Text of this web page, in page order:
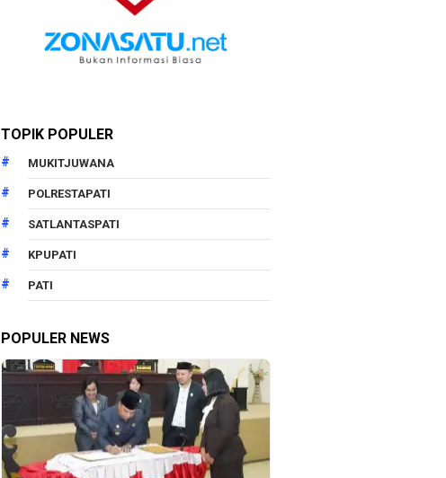
TOPIK POPULER
MUKITJUWANA
POLRESTAPATI
SATLANTASPATI
KPUPATI
PATI
POPULER NEWS